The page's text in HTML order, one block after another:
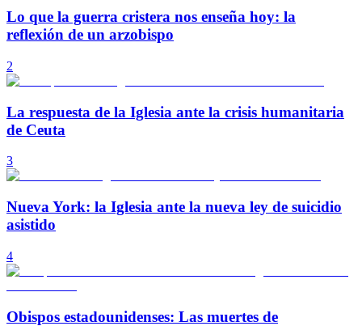
Lo que la guerra cristera nos enseña hoy: la
reflexión de un arzobispo
2
La respuesta de la Iglesia ante la crisis humanitaria
de Ceuta
3
Nueva York: la Iglesia ante la nueva ley de suicidio
asistido
4
Obispos estadounidenses: Las muertes de